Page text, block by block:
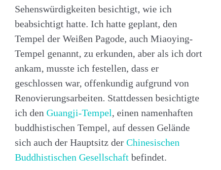
Sehenswürdigkeiten besichtigt, wie ich
beabsichtigt hatte. Ich hatte geplant, den
Tempel der Weißen Pagode, auch Miaoying-
Tempel genannt, zu erkunden, aber als ich dort
ankam, musste ich festellen, dass er
geschlossen war, offenkundig aufgrund von
Renovierungsarbeiten. Stattdessen besichtigte
ich den Guangji-Tempel, einen namenhaften
buddhistischen Tempel, auf dessen Gelände
sich auch der Hauptsitz der Chinesischen
Buddhistischen Gesellschaft befindet.